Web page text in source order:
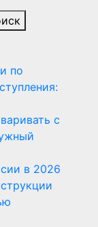
по
с
в 2026